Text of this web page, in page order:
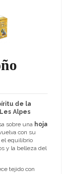
de la
Alpes
sobre una hoja
con su
el equilibrio
y la belleza del
tejido con